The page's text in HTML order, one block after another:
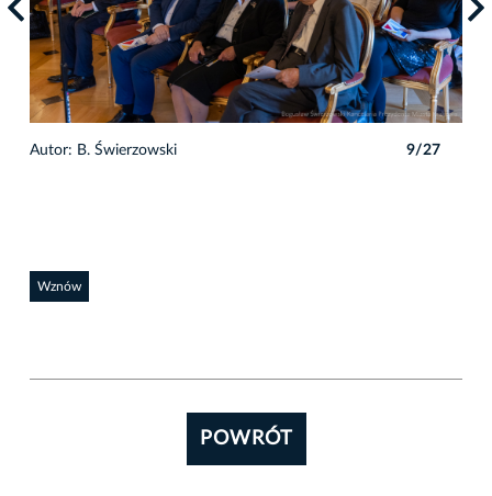
Autor: B. Świerzowski 9/27
Wznów
POWRÓT